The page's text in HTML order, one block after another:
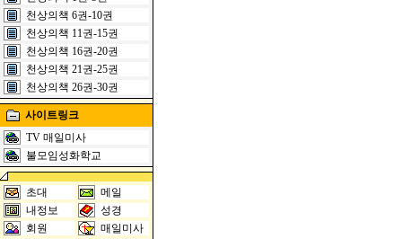
천상의책 6권-10권
천상의책 11권-15권
천상의책 16권-20권
천상의책 21권-25권
천상의책 26권-30권
사이트링크
TV 매일미사
불모임성화학교
초대
메일
내정보
성경
회원
매일미사